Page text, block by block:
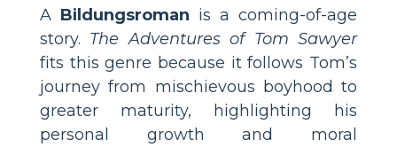
A Bildungsroman is a coming-of-age
story. The Adventures of Tom Sawyer
fits this genre because it follows Tom’s
journey from mischievous boyhood to
greater maturity, highlighting his
personal growth and moral